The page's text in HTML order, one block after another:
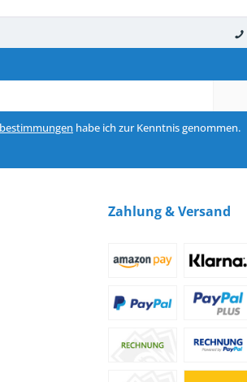
habe ich zur Kenntnis genommen.
Zahlung & Versand